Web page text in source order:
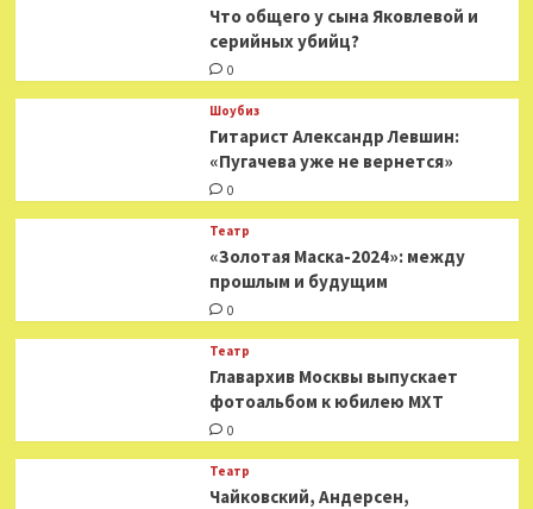
Что общего у сына Яковлевой и
серийных убийц?
0
Шоубиз
Гитарист Александр Левшин:
«Пугачева уже не вернется»
0
Театр
«Золотая Маска-2024»: между
прошлым и будущим
0
Театр
​​Главархив Москвы выпускает
фотоальбом к юбилею МХТ
0
Театр
​​Чайковский, Андерсен,